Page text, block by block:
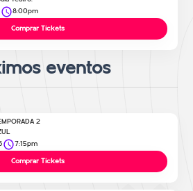
8:00pm
Comprar Tickets
eventos
2
7:15pm
Comprar Tickets